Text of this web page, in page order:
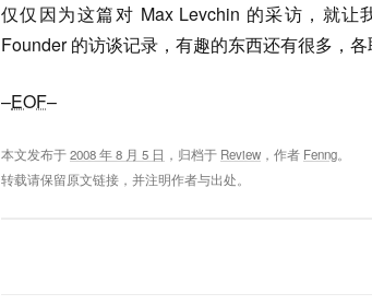
仅仅因为这篇对 Max Levchin 的采访，就
Founder 的访谈记录，有趣的东西还有很多，各
–EOF–
本文发布于2008 年 8 月 5 日 ，归档于 Review ，作者 Fenng。
转载请保留原文链接，并注明作者与出处。